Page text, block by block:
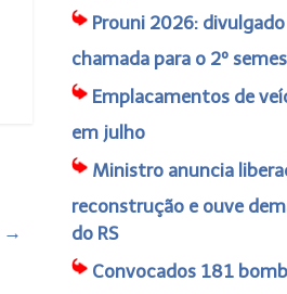
→
Prouni 2026:
chamada para o 2º
Emplacamentos de
em julho
Ministro anuncia
reconstrução e ouve
do RS
Convocados 181